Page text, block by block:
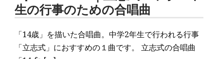
生の行事のための合唱曲
「14歳」を描いた合唱曲。中学2年生で行われる行事
「立志式」におすすめの１曲です。 立志式の合唱曲